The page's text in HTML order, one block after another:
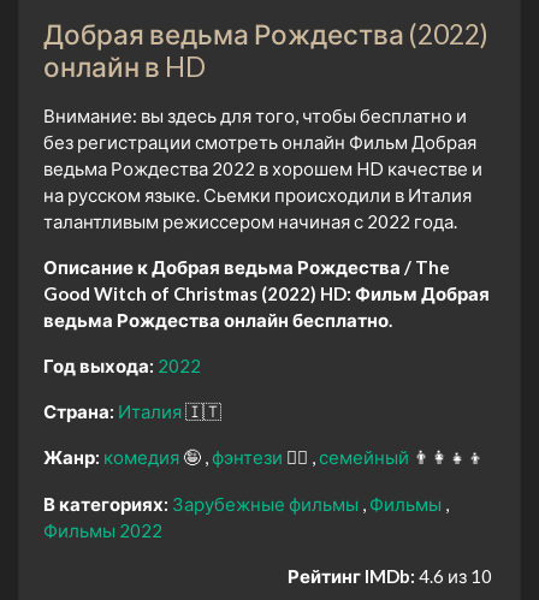
Добрая ведьма Рождества (2022)
онлайн в HD
Внимание: вы здесь для того, чтобы бесплатно и
без регистрации смотреть онлайн Фильм Добрая
ведьма Рождества 2022 в хорошем HD качестве и
на русском языке. Сьемки происходили в Италия
талантливым режиссером начиная с 2022 года.
Описание к Добрая ведьма Рождества / The
Good Witch of Christmas (2022) HD: Фильм Добрая
ведьма Рождества онлайн бесплатно.
Год выхода: 2022
Страна: Италия🇮🇹
Жанр: комедия 🤪 фэнтези 🧝‍♂️ семейный 👨‍👩‍👧‍👦
В категориях: Зарубежные фильмы
Фильмы
Фильмы 2022
Рейтинг IMDb: 4.6 из 10